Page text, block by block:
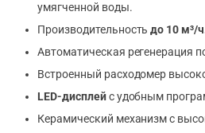
умягченной воды.
Производительностьдо 10 м³/
Автоматическая регенерация
Встроенный расходомер
LED-дисплейс удобным
Керамический механизм с